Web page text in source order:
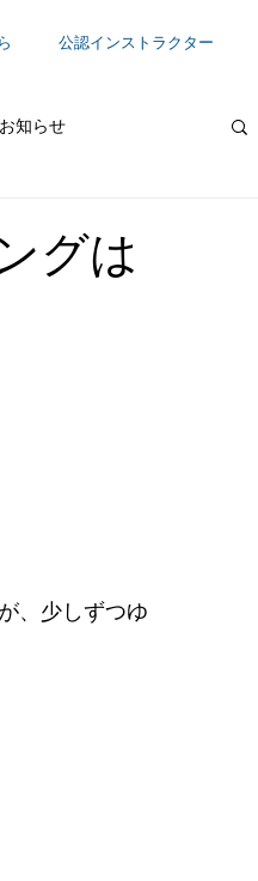
公認インストラクター
お知らせ
グは
、少しずつゆ